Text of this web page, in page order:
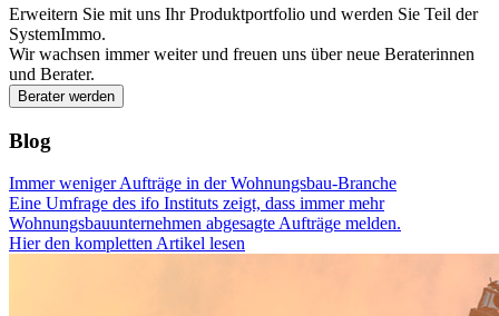
Erweitern Sie mit uns Ihr Produktportfolio und werden Sie Teil der
SystemImmo.
Wir wachsen immer weiter und freuen uns über neue Beraterinnen
und Berater.
Berater werden
Blog
Immer weniger Aufträge in der Wohnungsbau-Branche
Eine Umfrage des ifo Instituts zeigt, dass immer mehr
Wohnungsbauunternehmen abgesagte Aufträge melden.
Hier den kompletten Artikel lesen